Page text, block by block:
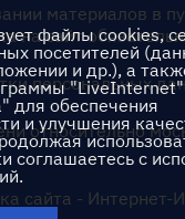
материалов в
на сайт
персональных
относительно
сайта - Интернет-
файлы cookies,
посетителей
и др.), а
для обеспечения
и улучшения
соглашаетесь с